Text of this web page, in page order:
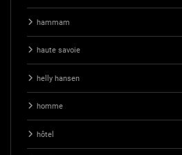
hammam
haute savoie
helly hansen
homme
hôtel